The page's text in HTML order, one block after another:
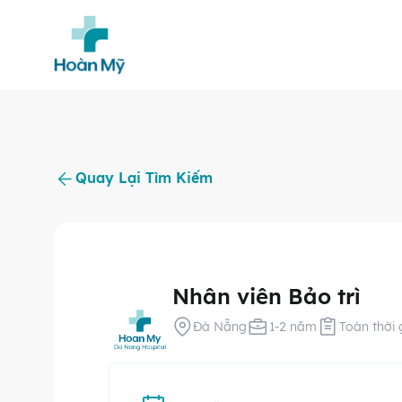
Quay Lại Tìm Kiếm
Nhân viên Bảo trì
Đà Nẵng 1-2 năm Toàn thời